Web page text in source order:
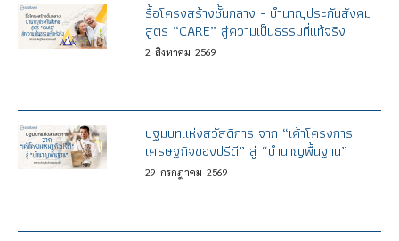
รื้อโครงสร้างชั้นกลาง - บำนาญประกันสังคม
สูตร “CARE” สู่ความเป็นธรรมที่แท้จริง
2 สิงหาคม 2569
ปฐมบทแห่งสวัสดิการ จาก “เค้าโครงการ
เศรษฐกิจของปรีดี” สู่ “บำนาญพื้นฐาน”
29 กรกฎาคม 2569